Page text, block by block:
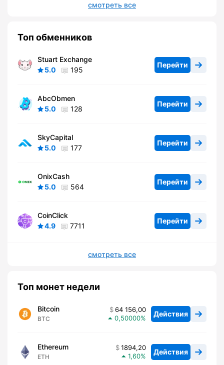
смотреть все
Топ обменников
Stuart Exchange
5.0
195
Перейти
AbcObmen
5.0
128
Перейти
SkyCapital
5.0
177
Перейти
OnixCash
5.0
564
Перейти
CoinClick
4.9
7711
Перейти
смотреть все
Топ монет недели
Bitcoin
BTC
64 156,00
0,50000
Действия
Ethereum
ETH
1894,20
1,60
Действия